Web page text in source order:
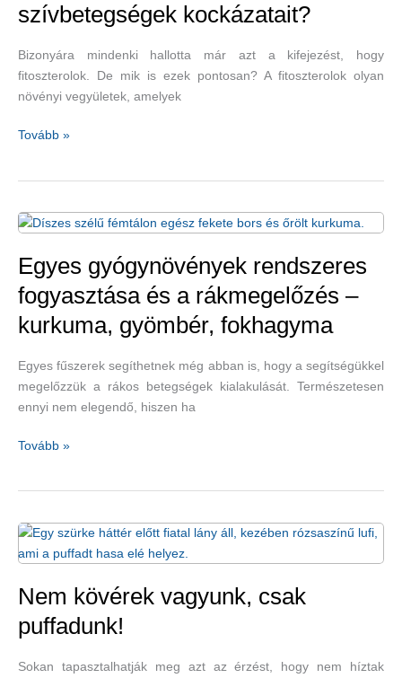
szívbetegségek kockázatait?
Bizonyára mindenki hallotta már azt a kifejezést, hogy
fitoszterolok. De mik is ezek pontosan? A fitoszterolok olyan
növényi vegyületek, amelyek
A
szívbetegségek
kockázatait?
Tovább »
Egyes gyógynövények rendszeres
fogyasztása és a rákmegelőzés –
kurkuma, gyömbér, fokhagyma
Egyes fűszerek segíthetnek még abban is, hogy a segítségükkel
megelőzzük a rákos betegségek kialakulását. Természetesen
ennyi nem elegendő, hiszen ha
Egyes
és
a
–
gyömbér,
Tovább »
Nem kövérek vagyunk, csak
puffadunk!
Sokan tapasztalhatják meg azt az érzést, hogy nem híztak